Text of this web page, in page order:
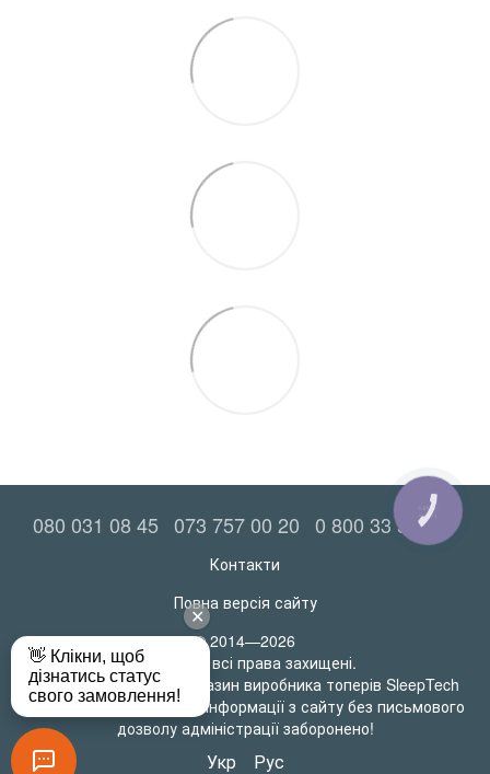
080 031 08 45 073 757 00 20 0 800 33 52 06
Контакти
Повна версія сайту
© 2014—2026
MatrasRoll всі права захищені.
Офіційний інтернет-магазин виробника топерів SleepTech
Будь-яке використання інформації з сайту без письмового
дозволу адміністрації заборонено!
Укр Рус
КНОПКА
ЗВ'ЯЗКУ